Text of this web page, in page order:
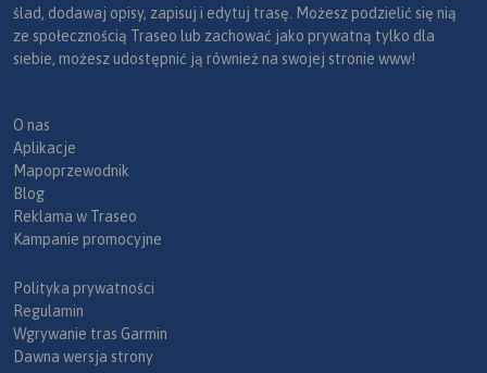
ślad, dodawaj opisy, zapisuj i edytuj trasę. Możesz podzielić się nią
ze społecznością Traseo lub zachować jako prywatną tylko dla
siebie, możesz udostępnić ją również na swojej stronie www!
O nas
Aplikacje
Mapoprzewodnik
Blog
Reklama w Traseo
Kampanie promocyjne
Polityka prywatności
Regulamin
Wgrywanie tras Garmin
Dawna wersja strony